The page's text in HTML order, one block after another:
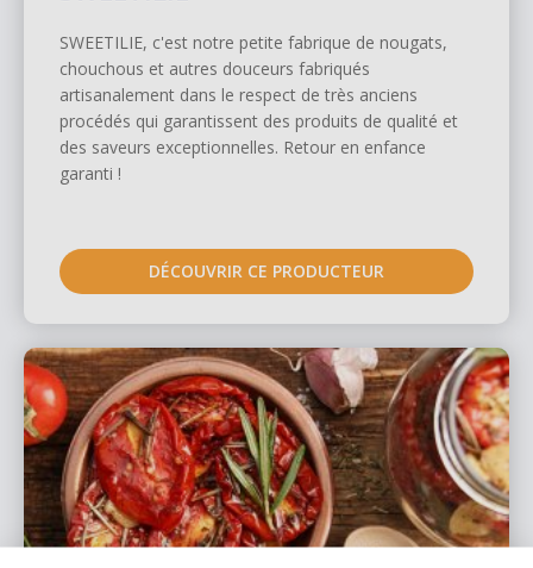
SWEETILIE, c'est notre petite fabrique de nougats,
chouchous et autres douceurs fabriqués
artisanalement dans le respect de très anciens
procédés qui garantissent des produits de qualité et
des saveurs exceptionnelles. Retour en enfance
garanti !
DÉCOUVRIR CE PRODUCTEUR